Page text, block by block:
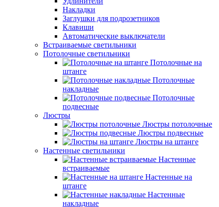
Накладки
Заглушки для подрозетников
Клавиши
Автоматические выключатели
Встраиваемые светильники
Потолочные светильники
Потолочные на
штанге
Потолочные
накладные
Потолочные
подвесные
Люстры
Люстры потолочные
Люстры подвесные
Люстры на штанге
Настенные светильники
Настенные
встраиваемые
Настенные на
штанге
Настенные
накладные